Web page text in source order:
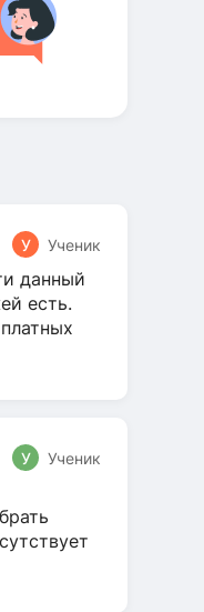
У Ученик
данный
есть.
У Ученик